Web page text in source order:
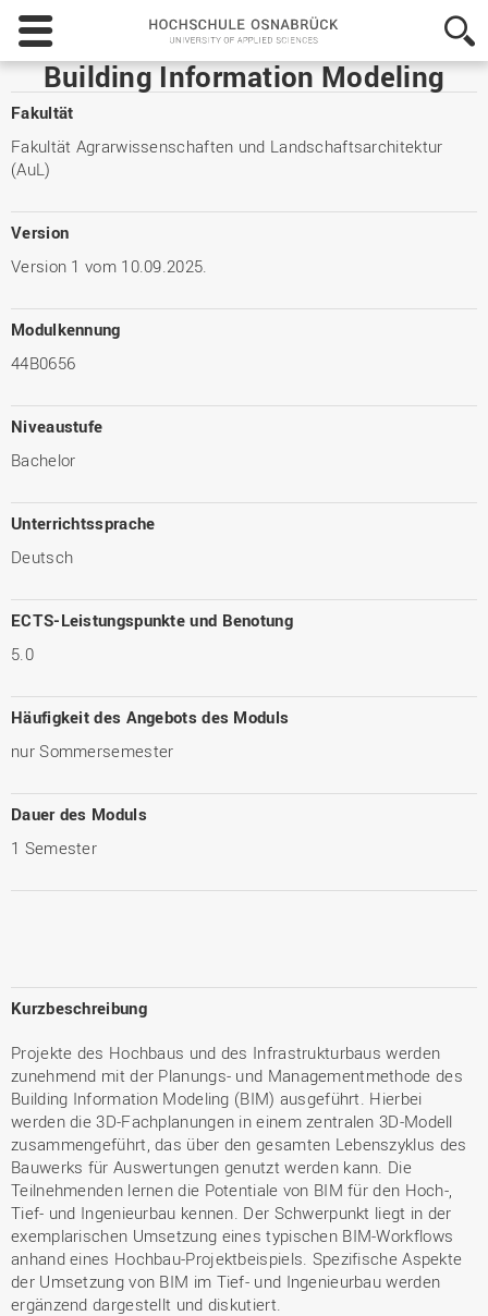
Hochschule
Osnabrück
-
University
Sciences
Building Information Modeling
Fakultät
Fakultät Agrarwissenschaften und Landschaftsarchitektur
(AuL)
Version
Version 1 vom 10.09.2025.
Modulkennung
44B0656
Niveaustufe
Bachelor
Unterrichtssprache
Deutsch
ECTS-Leistungspunkte und Benotung
5.0
Häufigkeit des Angebots des Moduls
nur Sommersemester
Dauer des Moduls
1 Semester
Kurzbeschreibung
Projekte des Hochbaus und des Infrastrukturbaus werden
zunehmend mit der Planungs- und Managementmethode des
Building Information Modeling (BIM) ausgeführt. Hierbei
werden die 3D-Fachplanungen in einem zentralen 3D-Modell
zusammengeführt, das über den gesamten Lebenszyklus des
Bauwerks für Auswertungen genutzt werden kann. Die
Teilnehmenden lernen die Potentiale von BIM für den Hoch-,
Tief- und Ingenieurbau kennen. Der Schwerpunkt liegt in der
exemplarischen Umsetzung eines typischen BIM-Workflows
anhand eines Hochbau-Projektbeispiels. Spezifische Aspekte
der Umsetzung von BIM im Tief- und Ingenieurbau werden
ergänzend dargestellt und diskutiert.